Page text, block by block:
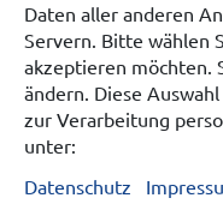
Daten aller anderen
Servern. Bitte wählen
akzeptieren möchten.
ändern. Diese
zur Verarbeitung
unter:
Datenschutz